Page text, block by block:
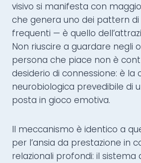
visivo si manifesta con
che genera uno dei pattern di
frequenti — è quello
Non riuscire a guardare negli
persona che piace non è
desiderio di connessione: è la
neurobiologica prevedibile di
posta in gioco emotiva.
Il meccanismo è identico a
per l’ansia da prestazione in
relazionali profondi: il sistema